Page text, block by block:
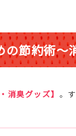
の節約術～
消臭グッズ】 。